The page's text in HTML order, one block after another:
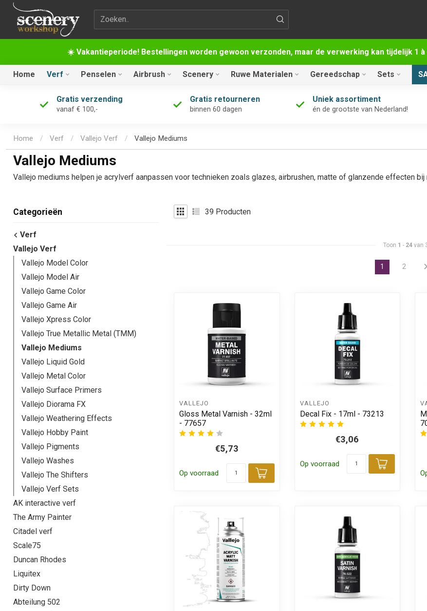
☀️ Vakantieperiode! Bestellingen worden gewoon verzonden, maar de verwerking kan tijdelijk 1
Zoekterm
Home Verf Penselen Airbrush Scenery Ruwe Materialen Gereedschap Sets
Gratis verzending
vanaf € 100,-
Gratis retourneren
binnen 60 dagen
Uniek assortiment
én de grootste van Nederland!
Home / Verf / Vallejo Verf / Vallejo Mediums
Vallejo Mediums
Vallejo mediums helpen je acrylverf aanpassen voor technieken zoals glazes, airbrushen, matte of glanzende effecten bij
Categorieën
Verf
Vallejo Verf
Vallejo Model Color
Vallejo Model Air
Vallejo Game Color
Vallejo Game Air
Vallejo Xpress Color
Vallejo True Metallic Metal (TMM)
Vallejo Mediums
Vallejo Liquid Gold
Vallejo Metal Color
Vallejo Surface Primers
Vallejo Diorama FX
Vallejo Weathering Effects
Vallejo Hobby Paint
Vallejo Pigments
Vallejo Washes
Vallejo The Shifters
Vallejo Verf Sets
AK interactive verf
The Army Painter
Citadel verf
Scale75
Duncan Rhodes
Liquitex
Dirty Down
Abteilung 502
39 Producten
VALLEJO
Gloss Metal Varnish - 32ml
- 77657
€5,73
Op voorraad
Toevoegen aan winkelwagen
VALLEJO
Decal Fix - 17ml - 73213
€3,06
Op voorraad
Toon 1 - 24 van
1 2